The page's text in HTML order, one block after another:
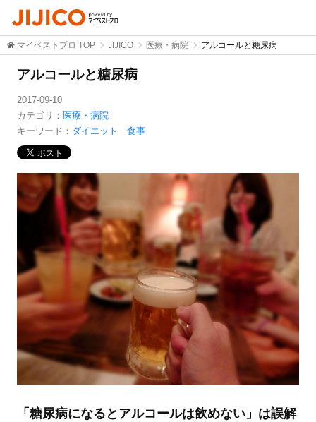
マイベストプロ TOP JIJICO 医療・病院 アルコールと糖尿病
アルコールと糖尿病
2017-09-10
カテゴリ： 医療・病院
キーワード： ダイエット 食事
「糖尿病になるとアルコールは飲めない」は誤解